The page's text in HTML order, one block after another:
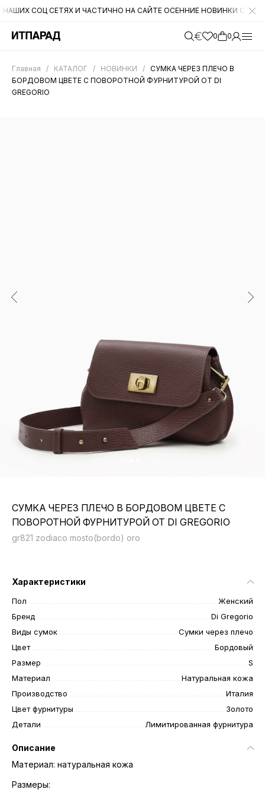
СЕТЯХ И ЧАСТИЧНО НА САЙТЕ ОСЕННИЕ НОВИНКИ ОТ CROMIA.
0 0
Главная / КАТАЛОГ / НОВИНКИ / СУМКА ЧЕРЕЗ ПЛЕЧО В
БОРДОВОМ ЦВЕТЕ С ПОВОРОТНОЙ ФУРНИТУРОЙ ОТ DI
GREGORIO
СУМКА ЧЕРЕЗ ПЛЕЧО В БОРДОВОМ ЦВЕТЕ С
ПОВОРОТНОЙ ФУРНИТУРОЙ ОТ DI GREGORIO
gr821 zodiaco mosto(bordo) oro
Характеристики
Пол
Женский
Бренд
Di Gregorio
Виды сумок
Сумки через плечо
Цвет
Бордовый
Размер
S
Материал
Натуральная кожа
Производство
Италия
Цвет фурнитуры
Золото
Детали
Лимитированная фурнитура
Описание
Материал: натуральная кожа
Размеры: